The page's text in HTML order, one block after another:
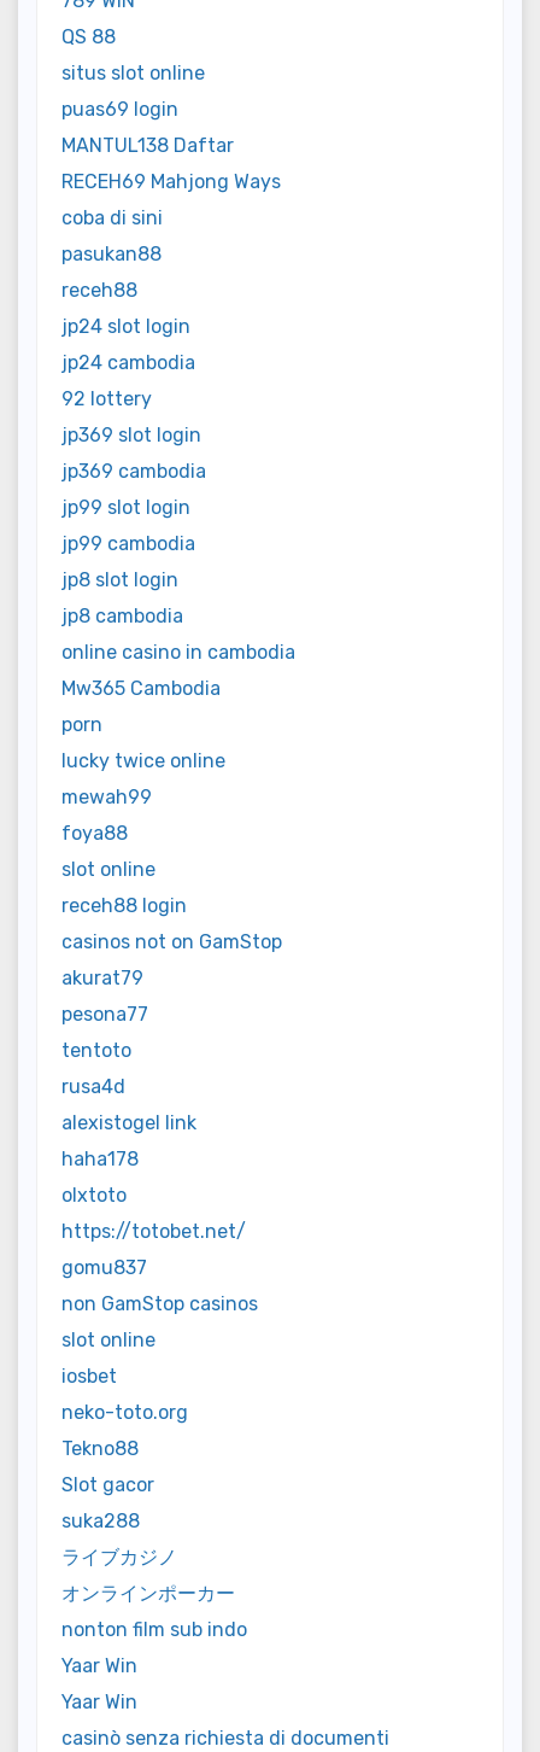
QS 88
situs slot online
puas69 login
MANTUL138 Daftar
RECEH69 Mahjong Ways
coba di sini
pasukan88
receh88
jp24 slot login
jp24 cambodia
92 lottery
jp369 slot login
jp369 cambodia
jp99 slot login
jp99 cambodia
jp8 slot login
jp8 cambodia
online casino in cambodia
Mw365 Cambodia
porn
lucky twice online
mewah99
foya88
slot online
receh88 login
casinos not on GamStop
akurat79
pesona77
tentoto
rusa4d
alexistogel link
haha178
olxtoto
https://totobet.net/
gomu837
non GamStop casinos
slot online
iosbet
neko-toto.org
Tekno88
Slot gacor
suka288
ライブカジノ
オンラインポーカー
nonton film sub indo
Yaar Win
Yaar Win
casinò senza richiesta di documenti